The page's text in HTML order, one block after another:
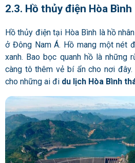
2.3. Hồ thủy điện Hòa Bình
Hồ thủy điện tại Hòa Bình là hồ
ở Đông Nam Á. Hồ mang một nét
xanh. Bao bọc quanh hồ là những
càng tô thêm vẻ bí ẩn cho nơi
cho những ai đi du lịch Hòa Bình